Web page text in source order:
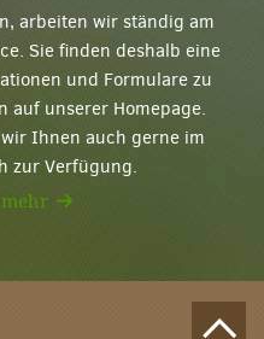
arbeiten wir ständig am
Sie finden deshalb eine
und Formulare zu
auf unserer Homepage.
Ihnen auch gerne im
zur Verfügung.
mehr